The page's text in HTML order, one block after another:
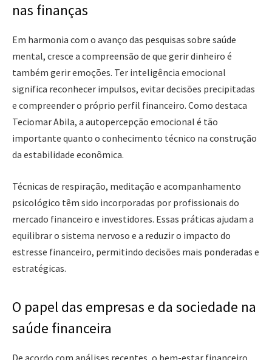
nas finanças
Em harmonia com o avanço das pesquisas sobre saúde
mental, cresce a compreensão de que gerir dinheiro é
também gerir emoções. Ter inteligência emocional
significa reconhecer impulsos, evitar decisões precipitadas
e compreender o próprio perfil financeiro. Como destaca
Teciomar Abila, a autopercepção emocional é tão
importante quanto o conhecimento técnico na construção
da estabilidade econômica.
Técnicas de respiração, meditação e acompanhamento
psicológico têm sido incorporadas por profissionais do
mercado financeiro e investidores. Essas práticas ajudam a
equilibrar o sistema nervoso e a reduzir o impacto do
estresse financeiro, permitindo decisões mais ponderadas e
estratégicas.
O papel das empresas e da sociedade na
saúde financeira
De acordo com análises recentes, o bem-estar financeiro